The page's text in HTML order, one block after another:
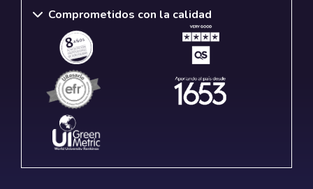
Comprometidos con la calidad